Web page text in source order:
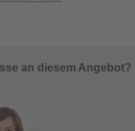
an diesem Angebot?